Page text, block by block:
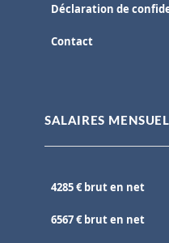
Déclaration de
Contact
SALAIRES
4285 € brut en net
6567 € brut en net